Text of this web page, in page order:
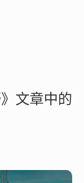
文章中的